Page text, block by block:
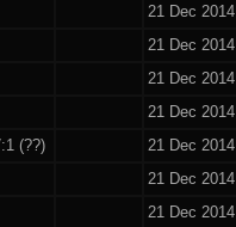
21 Dec 2014
21 Dec 2014
21 Dec 2014
21 Dec 2014
(??)
21 Dec 2014
21 Dec 2014
21 Dec 2014